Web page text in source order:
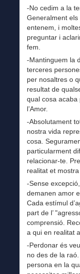
-No cedim a la
Generalment
entenem, i
preguntar i
fem.
-Mantinguem la
terceres
per nosaltres o
resultat de
qual cosa
l’Amor.
-Absolutament
nostra vida
cosa.
particularment
relacionar-te.
realitat et
-Sense
demanen amor
Cada estímul
part de l’
comprensió.
a qui en realitat
-Perdonar és
no des de la
persona en la